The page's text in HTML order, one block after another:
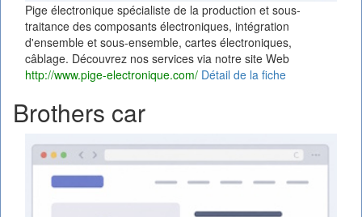
Pige électronique spécialiste de la production et sous-
traitance des composants électroniques, intégration
d'ensemble et sous-ensemble, cartes électroniques,
câblage. Découvrez nos services via notre site Web
http://www.pige-electronique.com/ Détail de la fiche
Brothers car